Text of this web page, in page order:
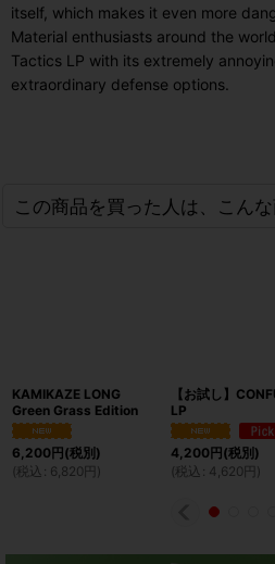
itself, which makes it even more
Material enthusiasts around the
Tactics LP with its extremely
extraordinary defense options.
この商品を買った人は、こん
KAMIKAZE LONG
Green Grass Edition
6,200 円 (税別)
(税込 : 6,820 円 )
【お試し】
LP
4,200 円 (税別)
(税込 : 4,620 円 )